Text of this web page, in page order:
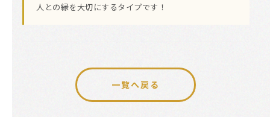
人との縁を大切にするタイプです！
一覧へ戻る